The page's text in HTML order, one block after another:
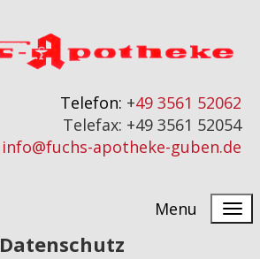
Telefon: +49 3561 52062
Telefax: +49 3561 52054
info@fuchs-apotheke-guben.de
Menu
Datenschutz